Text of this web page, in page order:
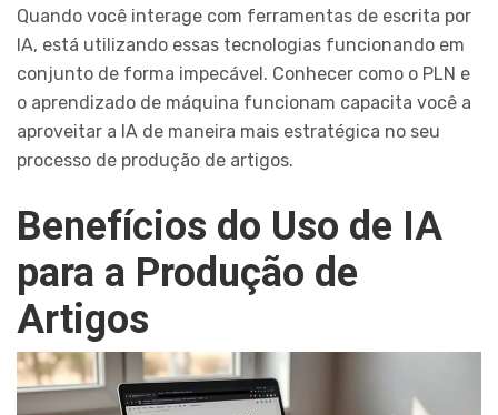
Quando você interage com ferramentas de escrita por
IA, está utilizando essas tecnologias funcionando em
conjunto de forma impecável. Conhecer como o PLN e
o aprendizado de máquina funcionam capacita você a
aproveitar a IA de maneira mais estratégica no seu
processo de produção de artigos.
Benefícios do Uso de IA
para a Produção de
Artigos